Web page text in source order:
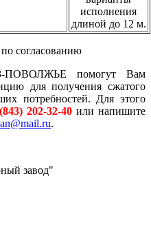
исполнения
длиной до 12 м.
согласованию
ПОВОЛЖЬЕ помогут Вам
для получения сжатого
потребностей. Для этого
202-32-40 или напишите
.
завод"